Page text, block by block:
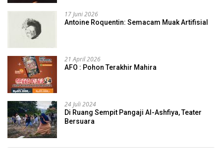
17 Juni 2026
Antoine Roquentin: Semacam Muak Artifisial
21 April 2026
AFO : Pohon Terakhir Mahira
24 Juli 2024
Di Ruang Sempit Pangaji Al-Ashfiya, Teater
Bersuara